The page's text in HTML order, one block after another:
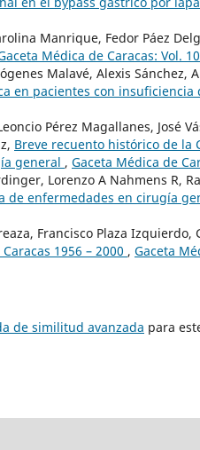
Manrique, Fedor Páez
Médica de Caracas: Vol.
Malavé, Alexis Sánchez,
en pacientes con insuficiencia
Pérez Magallanes, José
Breve recuento histórico de la
general , Gaceta Médica de
Lorenzo A Nahmens R,
de enfermedades en cirugía
Francisco Plaza Izquierdo,
1956 – 2000 , Gaceta
de similitud avanzada para